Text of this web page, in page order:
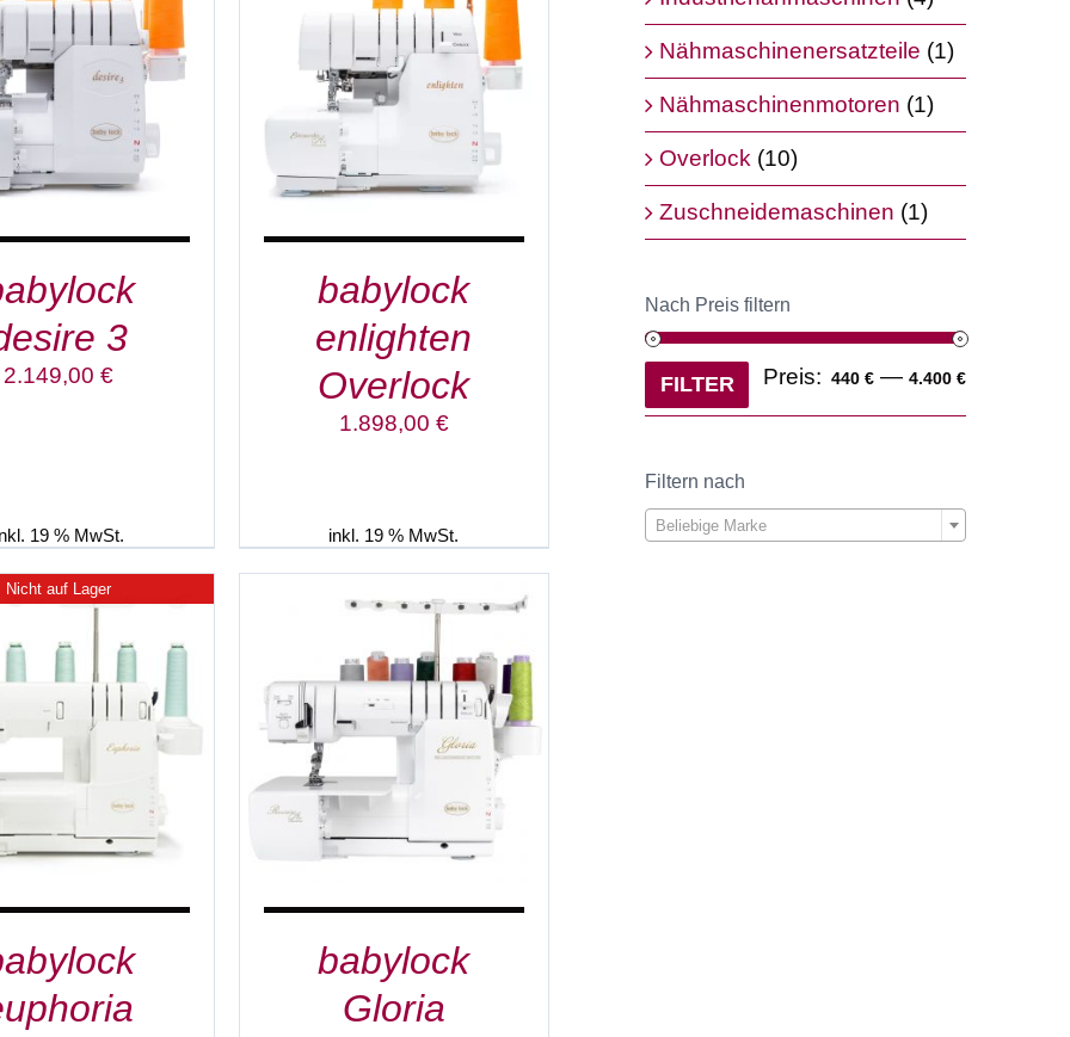
WARENKORB
/
DETAILS
3
2.149,00€
19 % MwSt.
IN DEN WARENKORB
DETAILS
babylock
enlighten
Overlock
1.898,00 €
inkl. 19 % MwSt.
Nicht auf Lager
DETAILS
IN DEN WARENKORB
/
DETAILS
babylock
Gloria
Nähmaschinenersatzteile (1)
Nähmaschinenmotoren (1)
Overlock (10)
Zuschneidemaschinen (1)
Nach Preis filtern
Min.
Max.
FILTER Preis: 440 € — 4.400 €
Filtern nach
Beliebige Marke